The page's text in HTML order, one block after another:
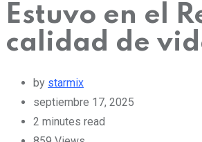
Estuvo en el
calidad de
by starmix
septiembre 17, 2025
2 minutes read